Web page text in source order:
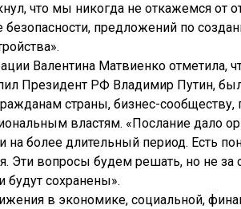
что мы никогда не откажемся от
безопасности, предложений по
Валентина Матвиенко отметила,
Президент РФ Владимир Путин,
страны, бизнес-сообществу,
властям. «Послание дало
на более длительный период. Есть
Эти вопросы будем решать, но не
будут сохранены».
в экономике, социальной,